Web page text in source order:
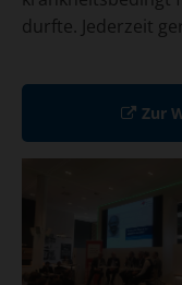
durfte. Jederzeit
Zur